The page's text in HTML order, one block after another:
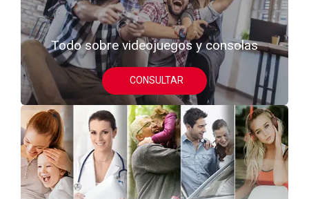
Todo sobre videojuegos y consolas
CONSULTAR